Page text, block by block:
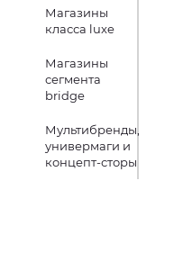
Магазины
класса luxe
Магазины
сегмента
bridge
Мультибренды,
универмаги и
концепт-сторы